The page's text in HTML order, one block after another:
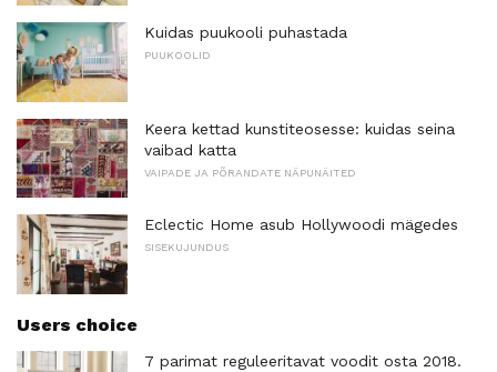
Kuidas puukooli puhastada
PUUKOOLID
Keera kettad kunstiteosesse: kuidas seina
vaibad katta
VAIPADE JA PÕRANDATE NÄPUNÄITED
Eclectic Home asub Hollywoodi mägedes
SISEKUJUNDUS
Users choice
7 parimat reguleeritavat voodit osta 2018.